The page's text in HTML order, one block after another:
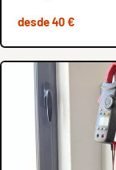
desde 40 €